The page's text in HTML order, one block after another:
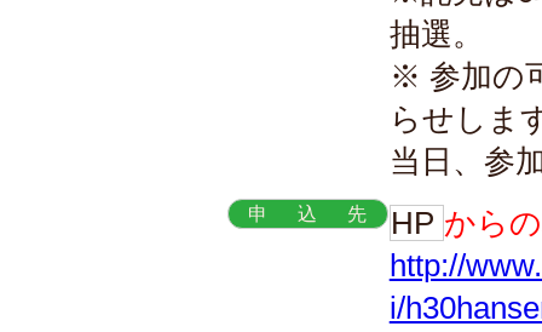
抽選。
※ 参加の
らせしま
当日、参
申込先 HP から
http://
i/